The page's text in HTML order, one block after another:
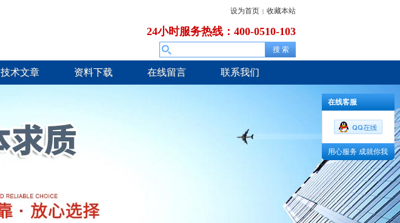
设为首页 | 收藏本站
24小时服务热线：400-0510-103
技术文章 资料下载 在线留言 联系我们
在线客服
用心服务 成就你我